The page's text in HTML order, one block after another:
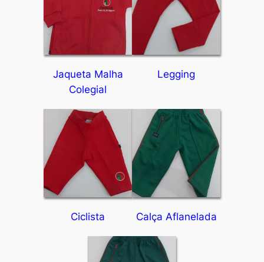
Jaqueta Malha
Colegial
Legging
Ciclista Calça Aflanelada